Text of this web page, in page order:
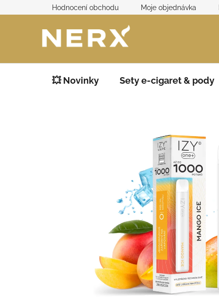
na
Hodnocení obchodu Moje objednávka
💥 Novinky Sety e-cigaret & pody